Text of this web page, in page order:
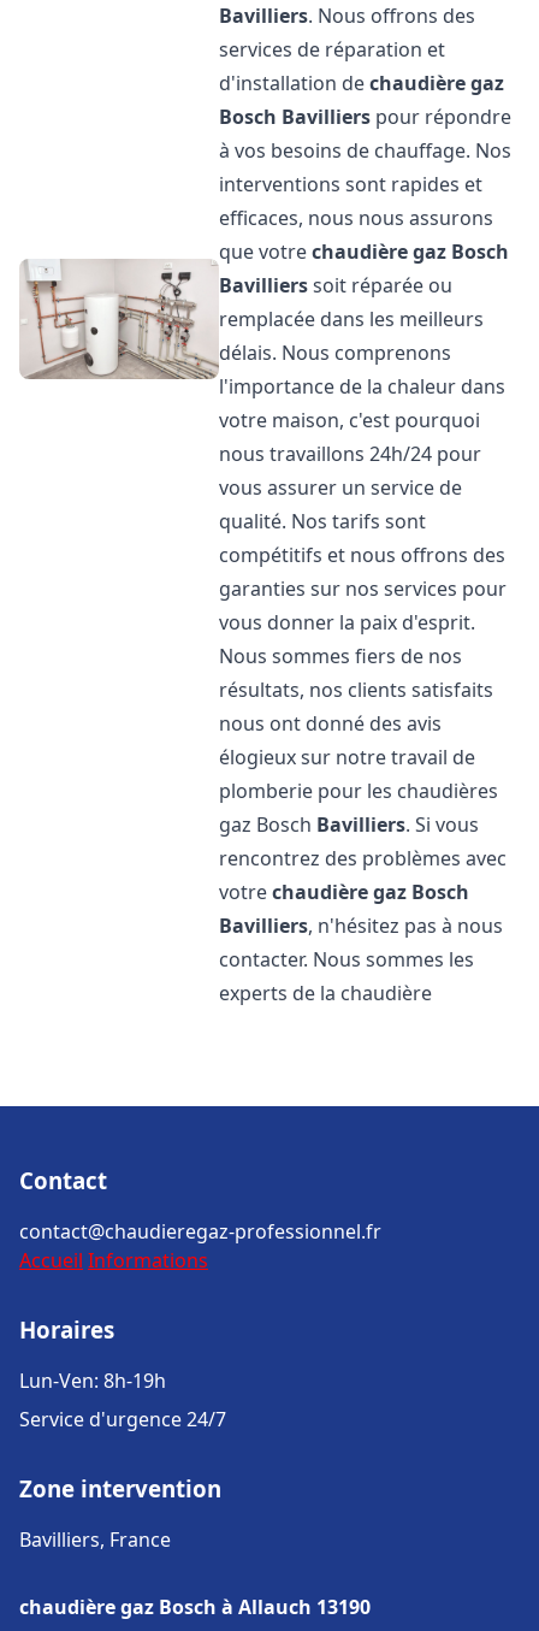
Bavilliers. Nous offrons des
services de réparation et
d'installation dechaudière gaz
Bosch Bavilliers pour répondre
à vos besoins de chauffage. Nos
interventions sont rapides et
efficaces, nous nous assurons
que votrechaudière gaz Bosch
Bavillierssoit réparée ou
remplacée dans les meilleurs
délais. Nous comprenons
l'importance de la chaleur dans
votre maison, c'est pourquoi
nous travaillons 24h/24 pour
vous assurer un service de
qualité. Nos tarifs sont
compétitifs et nous offrons des
garanties sur nos services pour
vous donner la paix d'esprit.
Nous sommes fiers de nos
résultats, nos clients satisfaits
nous ont donné des avis
élogieux sur notre travail de
plomberie pour les chaudières
gaz Bosch Bavilliers. Si vous
rencontrez des problèmes avec
votrechaudière gaz Bosch
Bavilliers, n'hésitez pas à nous
contacter. Nous sommes les
experts de la chaudière
Contact
contact@chaudieregaz-professionnel.fr
Accueil Informations
Horaires
Lun-Ven: 8h-19h
Service d'urgence 24/7
Zone intervention
Bavilliers, France
chaudière gaz Bosch à Allauch 13190